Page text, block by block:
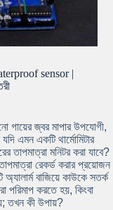
sensor |
গায়ের জ্বর মাপার উপযোগী,
এমন একটি থার্মোমিটার
তাপমাত্রা মনিটর করা যাবে?
রেকর্ড করার প্রয়োজন
বাজিয়ে কাউকে সতর্ক
পরিমাপ করতে হয়, কিংবা
তখন কী উপায়?